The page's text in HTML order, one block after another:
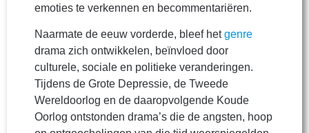
emoties te verkennen en becommentariëren.
Naarmate de eeuw vorderde, bleef hetgenre
drama zich ontwikkelen, beïnvloed door
culturele, sociale en politieke veranderingen.
Tijdens de Grote Depressie, de Tweede
Wereldoorlog en de daaropvolgende Koude
Oorlog ontstonden drama’s die de angsten, hoop